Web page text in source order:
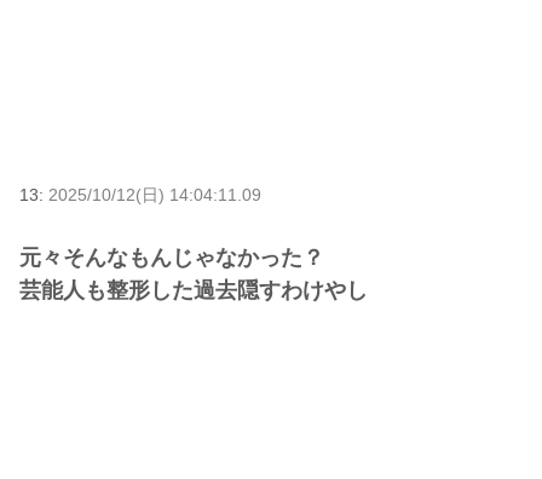
13: 2025/10/12(日) 14:04:11.09
元々そんなもんじゃなかった？
芸能人も整形した過去隠すわけやし